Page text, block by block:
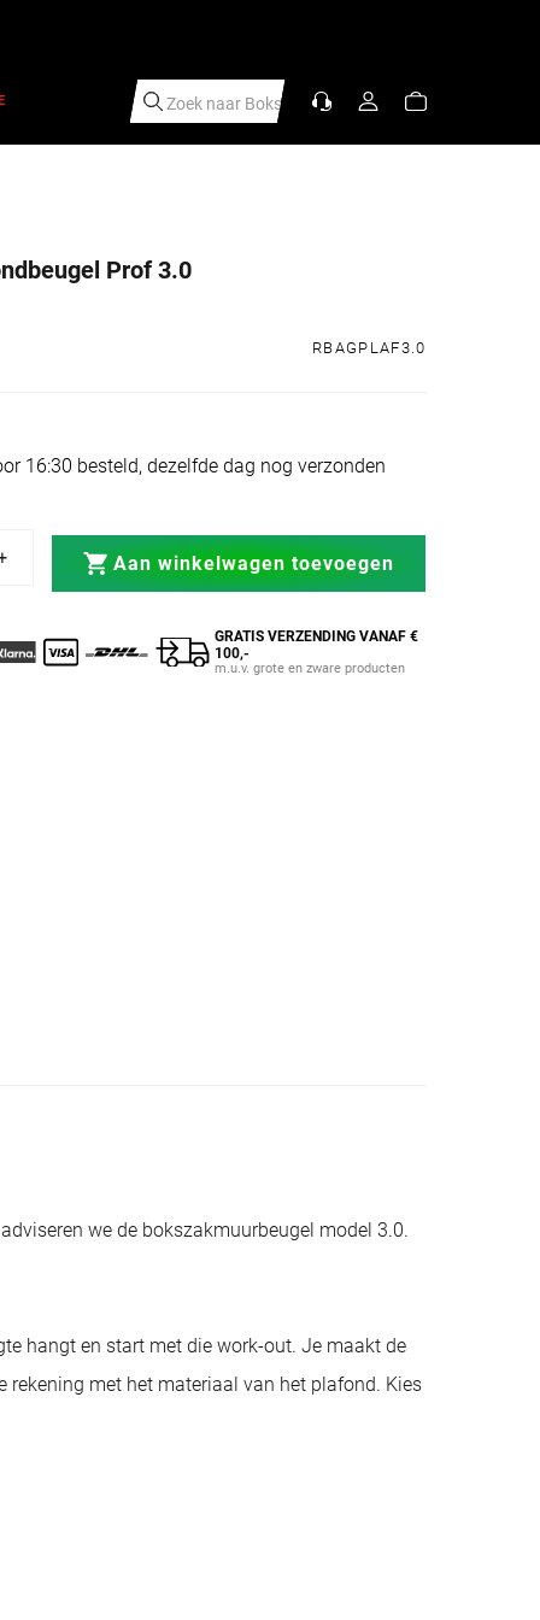
Zoek naar |
Prof 3.0
RBAGPLAF3.0
16:30 besteld, dezelfde dag nog verzonden
Prof 3.0
Plafondbeugel Prof 3.0
Aan winkelwagen toevoegen
GRATIS VERZENDING VANAF €
100,-
m.u.v. grote en zware producten
we de bokszakmuurbeugel model 3.0.
hangt en start met die work-out. Je maakt de
met het materiaal van het plafond. Kies